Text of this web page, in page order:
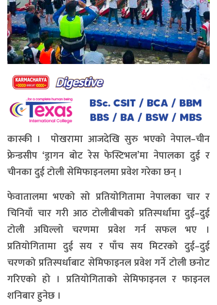
कास्की । पोखरामा आजदेखि सुरु भएको नेपाल–चीन
फ्रेन्डसीप ‘ड्रागन बोट रेस फेस्टिभल’मा नेपालका दुई र
चीनका दुई टोली सेमिफाइनलमा प्रवेश गरेका छन् ।
फेवातालमा भएको सो प्रतियोगितामा नेपालका चार र
चिनियाँ चार गरी आठ टोलीबीचको प्रतिस्पर्धामा दुई–दुई
टोली अघिल्लो चरणमा प्रवेश गर्न सफल भए ।
प्रतियोगितामा दुई सय र पाँच सय मिटरको दुई–दुई
चरणको प्रतिस्पर्धाबाट सेमिफाइनल प्रवेश गर्ने टोली छनोट
गरिएको हो । प्रतियोगिताको सेमिफाइनल र फाइनल
शनिबार हुनेछ ।